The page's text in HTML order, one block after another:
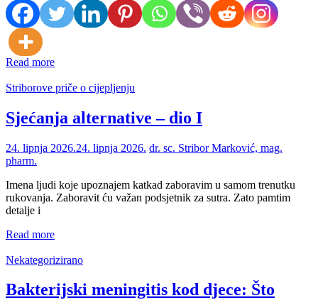
Read more
Striborove priče o cijepljenju
Sjećanja alternative – dio I
24. lipnja 2026.24. lipnja 2026. dr. sc. Stribor Marković, mag.
pharm.
Imena ljudi koje upoznajem katkad zaboravim u samom trenutku
rukovanja. Zaboravit ću važan podsjetnik za sutra. Zato pamtim
detalje i
Read more
Nekategorizirano
Bakterijski meningitis kod djece: Što